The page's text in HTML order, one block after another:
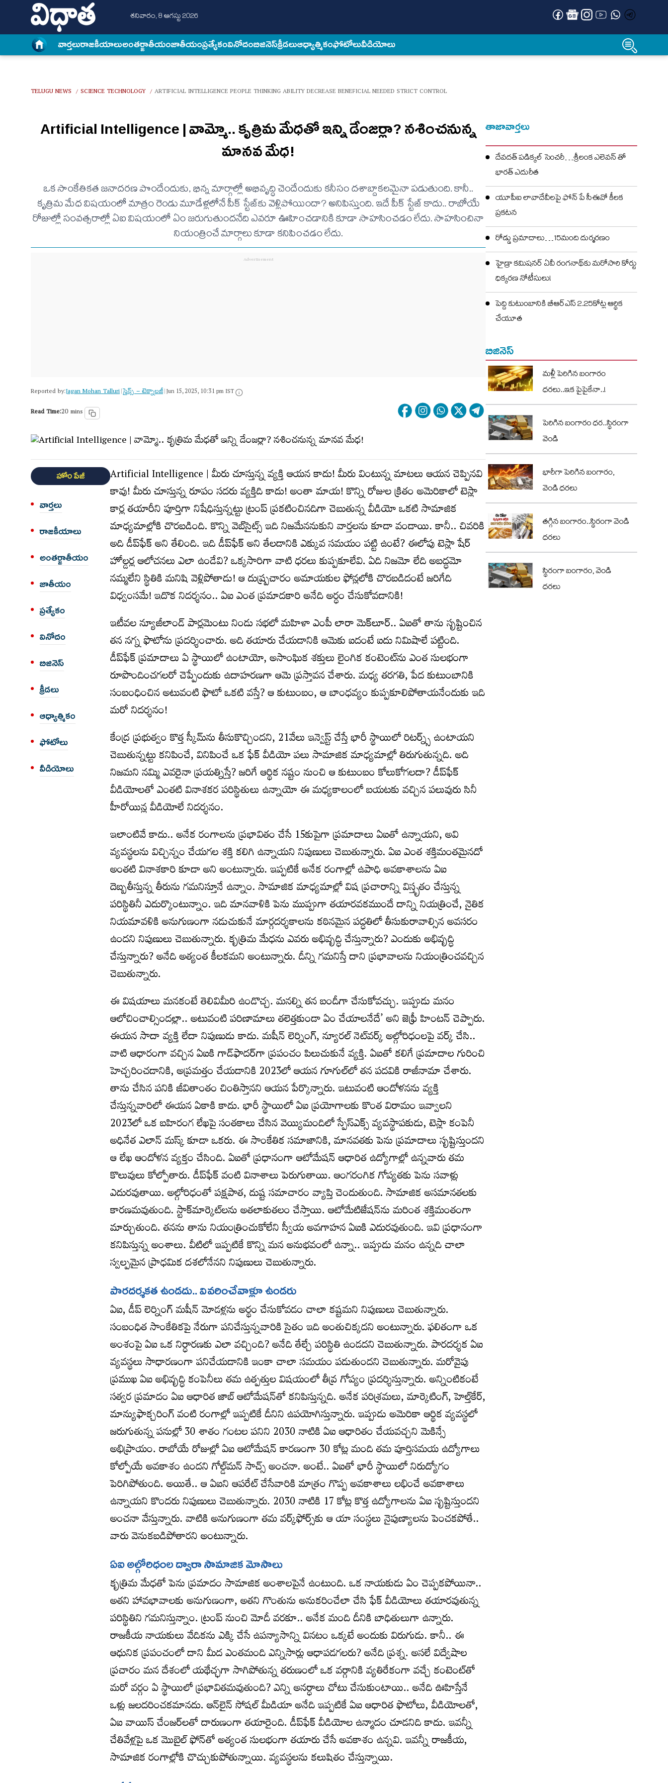
శనివారం, 8 ఆగస్టు 2026
వార్త‌లురాజకీయాలుఅంత‌ర్జాతీయంజాతీయంప్రత్యేకంవినోదంబిజినెస్క్రీడలుఆధ్యాత్మికంఫోటోలువీడియోలు
TELUGU NEWS / SCIENCE TECHNOLOGY / ARTIFICIAL INTELLIGENCE PEOPLE THINKING ABILITY DECREASE BENEFICIAL NEEDED STRICT CONTROL
Artificial Intelligence | వామ్మో.. కృత్రిమ మేధతో ఇన్ని డేంజర్లా? నశించనున్న
మానవ మేధ!
ఒక సాంకేతికత జనాదరణ పొందేందుకు, భిన్న మార్గాల్లో అభివృద్ధి చెందేందుకు కనీసం దశాబ్దాకలమైనా పడుతుంది. కానీ..
కృత్రిమ మేధ విషయంలో మాత్రం రెండు మూడేళ్లలోనే పీక్‌ స్టేజ్‌కు వెళ్లిపోయిందా? అనిపిస్తుంది. ఇదే పీక్‌ స్టేజ్‌ కాదు.. రాబోయే
రోజుల్లో సంవత్సరాల్లో ఏఐ విషయంలో ఏం జరుగుతుందనేది ఎవరూ ఊహించడానికి కూడా సాహసించడం లేదు. సాహసించినా
నియంత్రించే మార్గాలు కూడా కనిపించడం లేదు.
Reported by:Jagan Mohan Talluri|సైన్స్​ – టెక్నాలజీ|Jun 15, 2025, 10:31 pm IST
Read Time:20 mins
హోం పేజీ
వార్త‌లు
రాజకీయాలు
అంత‌ర్జాతీయం
జాతీయం
ప్రత్యేకం
వినోదం
బిజినెస్
క్రీడలు
ఆధ్యాత్మికం
ఫోటోలు
వీడియోలు
Artificial Intelligence | మీరు చూస్తున్న వ్యక్తి ఆయన కాదు! మీరు వింటున్న మాటలు ఆయన చెప్పినవి
కావు! మీరు చూస్తున్న రూపం సదరు వ్యక్తిది కాదు! అంతా మాయ! కొన్ని రోజుల క్రితం అమెరికాలో టెస్లా
కార్ల తయారీని పూర్తిగా నిషేధిస్తున్నట్టు ట్రంప్‌ ప్రకటించినదిగా చెబుతున్న వీడియో ఒకటి సామాజిక
మాధ్యమాల్లోకి చొరబడింది. కొన్ని వెబ్‌సైట్స్‌ ఇది నిజమేననుకుని వార్తలను కూడా వండాయి. కానీ.. చివరికి
అది డీప్‌ఫేక్‌ అని తేలింది. ఇది డీప్‌ఫేక్‌ అని తేలడానికి ఎక్కువ సమయం పట్టి ఉంటే? ఈలోపు టెస్లా షేర్‌
హోల్డర్ల ఆలోచనలు ఎలా ఉండేవి? ఒక్కసారిగా వాటి ధరలు కుప్పకూలేవి. ఏది నిజమో లేది అబద్ధమో
నమ్మలేని స్థితికి మనిషి వెళ్లిపోతాడు! ఆ దుష్ర్పచారం అమాయకుల ఫోన్లలోకి చొరబడిదంటే జరిగేది
విధ్వంసమే! ఇదొక నిదర్శనం.. ఏఐ ఎంత ప్రమాదకారి అనేది అర్ధం చేసుకోవడానికి!
ఇటీవల న్యూజీలాండ్‌ పార్లమెంటు నిండు సభలో మహిళా ఎంపీ లారా మెక్‌లూర్‌.. ఏఐతో తాను సృష్టించిన
తన నగ్న ఫొటోను ప్రదర్శించారు. అది తయారు చేయడానికి ఆమెకు ఐదంటే ఐదు నిమిషాలే పట్టింది.
డీప్‌ఫేక్‌ ప్రమాదాలు ఏ స్థాయిలో ఉంటాయో, అసాంఘిక శక్తులు లైంగిక కంటెంట్‌ను ఎంత సులభంగా
రూపొందించగలరో చెప్పేందుకు ఉదాహరణగా ఆమె ప్రస్తావన చేశారు. మధ్య తరగతి, పేద కుటుంబానికి
సంబంధించిన అటువంటి ఫొటో ఒకటి వస్తే? ఆ కుటుంబం, ఆ బాంధవ్యం కుప్పకూలిపోతాయనేందుకు ఇది
మరో నిదర్శనం!
కేంద్ర ప్రభుత్వం కొత్త స్కీమ్‌ను తీసుకొచ్చిందని, 21వేలు ఇన్వెస్ట్‌ చేస్తే భారీ స్థాయిలో రిటర్న్స్‌ ఉంటాయని
చెబుతున్నట్టు కనిపించే, వినిపించే ఒక ఫేక్‌ వీడియో పలు సామాజిక మాధ్యమాల్లో తిరుగుతున్నది. అది
నిజమని నమ్మి ఎవరైనా ప్రయత్నిస్తే? జరిగే ఆర్థిక నష్టం నుంచి ఆ కుటుంబం కోలుకోగలదా? డీప్‌ఫేక్‌
వీడియోలతో ఎంతటి వినాశకర పరిస్థితులు ఉన్నాయో ఈ మధ్యకాలంలో బయటకు వచ్చిన పలువురు సినీ
హీరోయిన్ల వీడియోలే నిదర్శనం.
ఇలాంటివే కాదు.. అనేక రంగాలను ప్రభావితం చేసే 15కుపైగా ప్రమాదాలు ఏఐతో ఉన్నాయని, అవి
వ్యవస్థలను విచ్చిన్నం చేయగల శక్తి కలిగి ఉన్నాయని నిపుణులు చెబుతున్నారు. ఏఐ ఎంత శక్తిమంతమైనదో
అంతటి వినాశకారి కూడా అని అంటున్నారు. ఇప్పటికే అనేక రంగాల్లో ఉపాధి అవకాశాలను ఏఐ
దెబ్బతీస్తున్న తీరును గమనిస్తూనే ఉన్నాం. సామాజిక మాధ్యమాల్లో విష ప్రచారాన్ని విస్తృతం చేస్తున్న
పరిస్థితినీ ఎదుర్కొంటున్నాం. ఇది మానవాళికి పెను ముప్పుగా తయారవకముందే దాన్ని నియత్రించే, నైతిక
నియమావళికి అనుగుణంగా నడుచుకునే మార్గదర్శకాలను కఠినమైన పద్ధతిలో తీసుకురావాల్సిన అవసరం
ఉందని నిపుణులు చెబుతున్నారు. కృత్రిమ మేధను ఎవరు అభివృద్ధి చేస్తున్నారు? ఎందుకు అభివృద్ధి
చేస్తున్నారు? అనేది అత్యంత కీలకమని అంటున్నారు. దీన్ని గమనిస్తే దాని ప్రభావాలను నియంత్రించవచ్చిన
చెబుతున్నారు.
ఈ విషయాలు మనకంటే తెలివిమీరి ఉండొచ్చ. మనల్ని తన బందీగా చేసుకోవచ్చు. ఇప్పుడు మనం
ఆలోచించాల్సిందల్లా.. అటువంటి పరిణామాలు తలెత్తకుండా ఏం చేయాలనేదే’ అని జెఫ్రీ హింటన్‌ చెప్పారు.
ఈయన సాదా వ్యక్తి లేదా నిపుణుడు కాదు. మషీన్‌ లెర్నింగ్‌, న్యూరల్‌ నెట్‌వర్క్‌ అల్గోరిధంలపై వర్క్‌ చేసి..
వాటి ఆధారంగా వచ్చిన ఏఐకి గాడ్‌ఫాదర్‌గా ప్రపంచం పిలుచుకునే వ్యక్తి. ఏఐతో కలిగే ప్రమాదాల గురించి
హెచ్చరించడానికి, అప్రమత్తం చేయడానికి 2023లో ఆయన గూగుల్‌లో తన పదవికి రాజీనామా చేశారు.
తాను చేసిన పనికి జీవితాంతం చింతిస్తానని ఆయన పేర్కొన్నారు. ఇటువంటి ఆందోళనను వ్యక్తి
చేస్తున్నవారిలో ఈయన ఏకాకి కాదు. భారీ స్థాయిలో ఏఐ ప్రయోగాలకు కొంత విరామం ఇవ్వాలని
2023లో ఒక బహిరంగ లేఖపై సంతకాలు చేసిన వెయ్యిమందిలో స్పేస్‌ఎక్స్‌ వ్యవస్థాపకుడు, టెస్లా కంపెనీ
అధినేత ఎలాన్‌ మస్క్‌ కూడా ఒకరు. ఈ సాంకేతిక సమాజానికి, మానవతకు పెను ప్రమాదాలు సృష్టిస్తుందని
ఆ లేఖ ఆందోళన వ్యక్తం చేసింది. ఏఐతో ప్రధానంగా ఆటోమేషన్‌ ఆధారిత ఉద్యోగాల్లో ఉన్నవారు తమ
కొలువులు కోల్పోతారు. డీప్‌ఫేక్‌ వంటి వినాశాలు పెరుగుతాయి. ఆంగరంగిక గోప్యతకు పెను సవాళ్లు
ఎదురవుతాయి. అల్గోరిధంతో పక్షపాత, దుష్ట సమాచారం వ్యాప్తి చెందుతుంది. సామాజిక అసమానతలకు
కారణమవుతుంది. స్టాక్‌మార్కెట్‌లను అతలాకుతలం చేస్తాయి. ఆటోమేటిజేషన్‌ను మరింత శక్తిమంతంగా
మార్చుతుంది. తనను తాను నియంత్రించుకోలేని స్వీయ అవగాహన ఏఐకి ఎదురవుతుంది. ఇవి ప్రధానంగా
కనిపిస్తున్న అంశాలు. వీటిలో ఇప్పటికే కొన్ని మన అనుభవంలో ఉన్నా.. ఇప్పుడు మనం ఉన్నది చాలా
స్వల్పమైన ప్రాధమిక దశలోనేనని నిపుణులు చెబుతున్నారు.
పారదర్శకత ఉండదు.. వివరించేవాళ్లూ ఉండరు
ఏఐ, డీప్‌ లెర్నింగ్‌ మషీన్‌ మోడళ్లను అర్థం చేసుకోవడం చాలా కష్టమని నిపుణులు చెబుతున్నారు.
సంబంధిత సాంకేతికపై నేరుగా పనిచేస్తున్నవారికి సైతం ఇది అంతుచిక్కదని అంటున్నారు. ఫలితంగా ఒక
అంశంపై ఏఐ ఒక నిర్ధారణకు ఎలా వచ్చింది? అనేది తేల్చే పరిస్థితి ఉండదని చెబుతున్నారు. పారదర్శక ఏఐ
వ్యవస్థలు సాధారణంగా పనిచేయడానికి ఇంకా చాలా సమయం పడుతుందని చెబుతున్నారు. మరోవైపు
ప్రముఖ ఏఐ అభివృద్ధి కంపెనీలు తమ ఉత్పత్తుల విషయంలో తీవ్ర గోప్యం ప్రదర్శిస్తున్నారు. అన్నింటికంటే
సత్వర ప్రమాదం ఏఐ ఆధారిత జాబ్‌ ఆటోమేషన్‌తో కనిపిస్తున్నది. అనేక పరిశ్రమలు, మార్కెటింగ్‌, హెల్త్‌కేర్‌,
మాన్యుఫాక్చరింగ్‌ వంటి రంగాల్లో ఇప్పటికే దీనిని ఉపయోగిస్తున్నారు. ఇప్పుడు అమెరికా ఆర్థిక వ్యవస్థలో
జరుగుతున్న పనుల్లో 30 శాతం గంటల పనిని 2030 నాటికి ఏఐ ఆధారితం చేయవచ్చని మెకిన్సే
అభిప్రాయం. రాబోయే రోజుల్లో ఏఐ ఆటోమేషన్‌ కారణంగా 30 కోట్ల మంది తమ పూర్తిసమయ ఉద్యోగాలు
కోల్పోయే అవకాశం ఉందని గోల్డ్‌మన్‌ సాచ్స్‌ అంచనా. అంటే.. ఏఐతో భారీ స్థాయిలో నిరుద్యోగం
పెరిగిపోతుంది. అయితే.. ఆ ఏఐని ఆపరేట్‌ చేసేవారికి మాత్రం గొప్ప అవకాశాలు లభించే అవకాశాలు
ఉన్నాయని కొందరు నిపుణులు చెబుతున్నారు. 2030 నాటికి 17 కోట్ల కొత్త ఉద్యోగాలను ఏఐ సృష్టిస్తుందని
అంచనా వేస్తున్నారు. వాటికి అనుగుణంగా తమ వర్క్‌ఫోర్స్‌కు ఆ యా సంస్థలు నైపుణ్యాలను పెంచకపోతే..
వారు వెనుకబడిపోతారని అంటున్నారు.
ఏఐ అల్గోరిధంల ద్వారా సామాజిక మోసాలు
కృత్రిమ మేధతో పెను ప్రమాదం సామాజిక అంశాలపైనే ఉంటుంది. ఒక నాయకుడు ఏం చెప్పకపోయినా..
అతని హావభావాలకు అనుగుణంగా, అతని గొంతును అనుకరించేలా చేసి ఫేక్‌ వీడియోలు తయారవుతున్న
పరిస్థితిని గమనిస్తున్నాం. ట్రంప్‌ నుంచి మోదీ వరకూ.. అనేక మంది దీనికి బాధితులుగా ఉన్నారు.
రాజకీయ నాయకులు వేదికను ఎక్కి చేసే ఉపన్యాసాన్ని వినటం ఒక్కటే అందుకు విరుగుడు. కానీ.. ఈ
ఆధునిక ప్రపంచంలో దాని మీద ఎంతమంది ఎన్నిసార్లు ఆధాపడగలరు? అనేది ప్రశ్న. అసలే విద్వేషాల
ప్రచారం మన దేశంలో యథేచ్ఛగా సాగిపోతున్న తరుణంలో ఒక వర్గానికి వ్యతిరేకంగా వచ్చే కంటెంట్‌తో
మరో వర్గం ఏ స్థాయిలో ప్రభావితమవుతుంది? ఎన్ని అనర్ధాలు చోటు చేసుకుంటాయి.. అనేది ఊహిస్తేనే
ఒళ్లు జలదరించకమానదు. ఆన్‌లైన్‌ సోషల్‌ మీడియా అనేది ఇప్పటికే ఏఐ ఆధారిత ఫొటోలు, వీడియోలతో,
ఏఐ వాయిస్‌ చేంజర్‌లతో దారుణంగా తయారైంది. డీప్‌ఫేక్‌ వీడియోల ఉన్మాదం చూడనిది కాదు. ఇవన్నీ
చేతివేళ్లపై ఒక మొబైల్‌ ఫోన్‌తో అత్యంత సులభంగా తయారు చేసే అవకాశం ఉన్నవి. ఇవన్నీ రాజకీయ,
సామాజిక రంగాల్లోకి చొచ్చుకుపోతున్నాయి. వ్యవస్థలను కలుషితం చేస్తున్నాయి.
తాజావార్తలు
దేవదత్ పడిక్కల్‌ సెంచరీ…శ్రీలంక ఎలెవన్ తో
భారత్ ఎదురీత
యూపీఐ లావాదేవీలపై ఫోన్ పే సీఈవో కీలక
ప్రకటన
రోడ్డు ప్రమాదాలు…15మంది దుర్మరణం
హైడ్రా కమిషనర్ ఏవీ రంగనాథ్‌కు మరోసారి కోర్టు
ధిక్కరణ నోటీసులు!
పెద్ది కుటుంబానికి బీఆర్ఎస్ 2.25కోట్ల ఆర్థిక
చేయూత
బిజినెస్
మళ్లీ పెరిగిన బంగారం
ధరలు..ఇక పైపైకేనా..!
పెరిగిన బంగారం ధర..స్థిరంగా
వెండి
భారీగా పెరిగిన బంగారం,
వెండి ధరలు
తగ్గిన బంగారం..స్థిరంగా వెండి
ధరలు
స్థిరంగా బంగారం, వెండి
ధరలు